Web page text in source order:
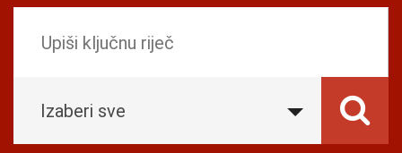
Izaberi sve